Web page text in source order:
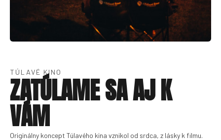
TÚLAVÉ KINO
ZATÚLAME SA AJ K
VÁM
Originálny koncept Túlavého kina vznikol od srdca, z lásky k filmu.